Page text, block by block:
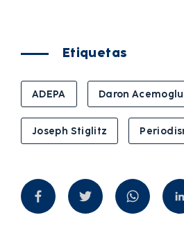
Etiquetas
ADEPA Daron Acemoglu
Joseph Stiglitz